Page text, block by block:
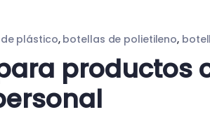
plástico, botellas de polietileno,
productos